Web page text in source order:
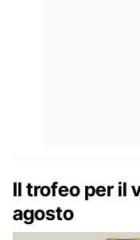
Il trofeo per il
agosto